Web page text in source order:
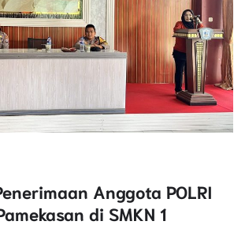
Anggota POLRI
di SMKN 1